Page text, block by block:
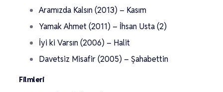
Aramızda Kalsın (2013) – Kasım
Yamak Ahmet (2011) – İhsan Usta (2)
İyi ki Varsın (2006) – Halit
Davetsiz Misafir (2005) – Şahabettin
Filmleri